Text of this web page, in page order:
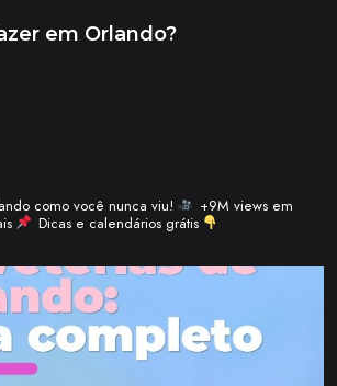
como você nunca viu!
+9M views em
Dicas e calendários grátis